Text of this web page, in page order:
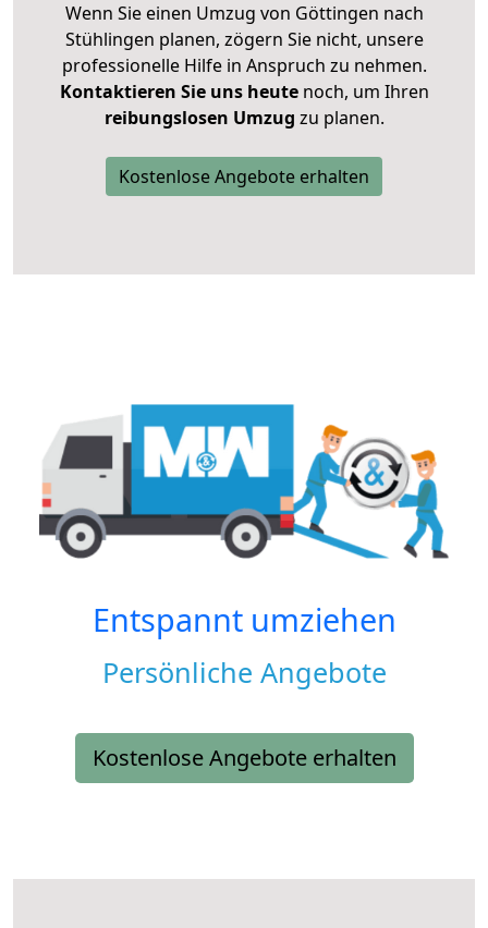
Wenn Sie einen Umzug von Göttingen nach
Stühlingen planen, zögern Sie nicht, unsere
professionelle Hilfe in Anspruch zu nehmen.
Kontaktieren Sie uns heutenoch, um Ihren
reibungslosen Umzug zu planen.
Kostenlose Angebote erhalten
Entspannt umziehen
Persönliche Angebote
Kostenlose Angebote erhalten